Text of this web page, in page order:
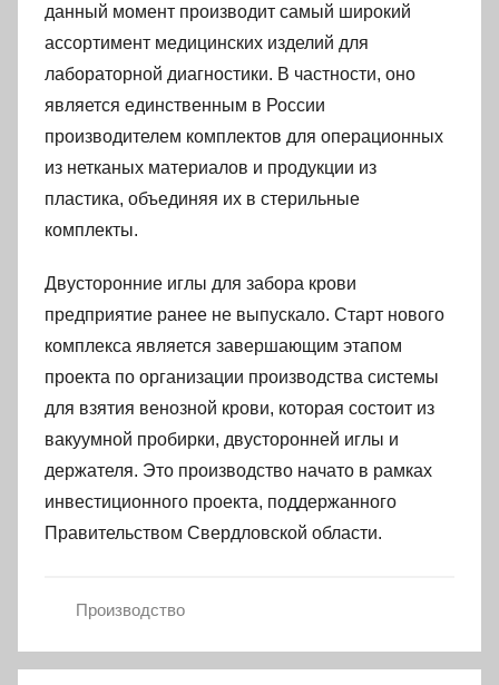
данный момент производит самый широкий
ассортимент медицинских изделий для
лабораторной диагностики. В частности, оно
является единственным в России
производителем комплектов для операционных
из нетканых материалов и продукции из
пластика, объединяя их в стерильные
комплекты.
Двусторонние иглы для забора крови
предприятие ранее не выпускало. Старт нового
комплекса является завершающим этапом
проекта по организации производства системы
для взятия венозной крови, которая состоит из
вакуумной пробирки, двусторонней иглы и
держателя. Это производство начато в рамках
инвестиционного проекта, поддержанного
Правительством Свердловской области.
Производство